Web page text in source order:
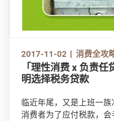
2017-11-02 消费全攻
「理性消费 x 负责
明选择税务贷款
临近年尾，又是上班一
消费者为了应付税款，会